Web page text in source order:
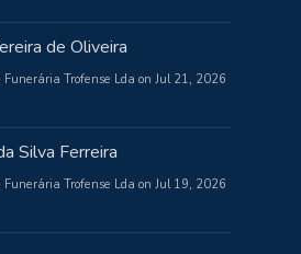
de Oliveira
Funerária Trofense Lda on Jul 21, 2026
Silva Ferreira
Funerária Trofense Lda on Jul 19, 2026